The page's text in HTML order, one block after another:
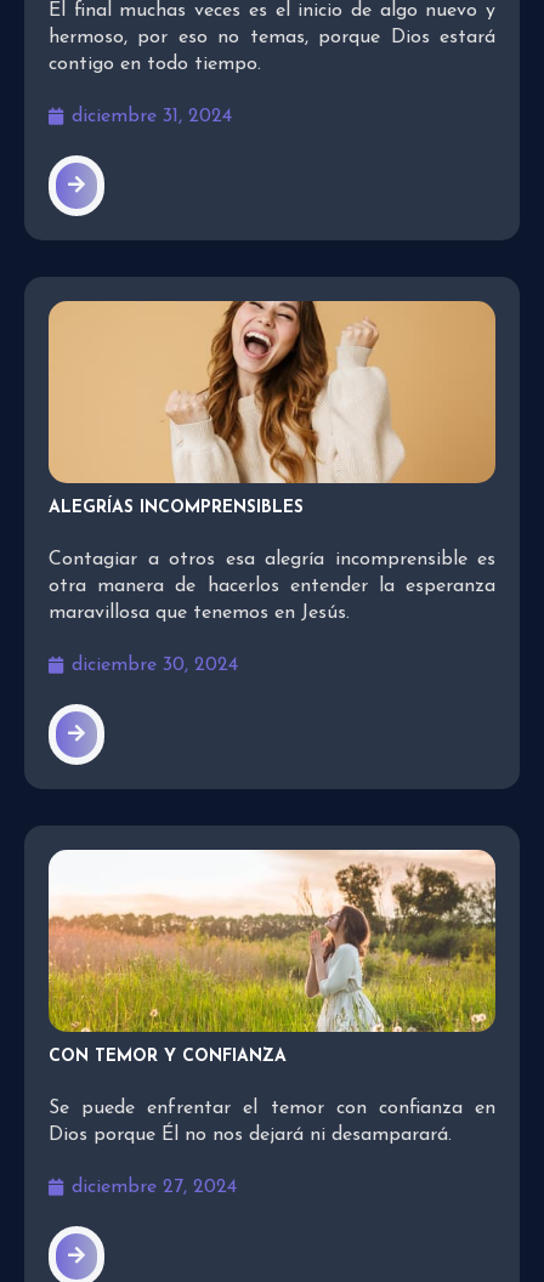
El final muchas veces es el inicio de algo nuevo y
hermoso, por eso no temas, porque Dios estará
contigo en todo tiempo.
diciembre 31, 2024
ALEGRÍAS INCOMPRENSIBLES
Contagiar a otros esa alegría incomprensible es
otra manera de hacerlos entender la esperanza
maravillosa que tenemos en Jesús.
diciembre 30, 2024
CON TEMOR Y CONFIANZA
Se puede enfrentar el temor con confianza en
Dios porque Él no nos dejará ni desamparará.
diciembre 27, 2024